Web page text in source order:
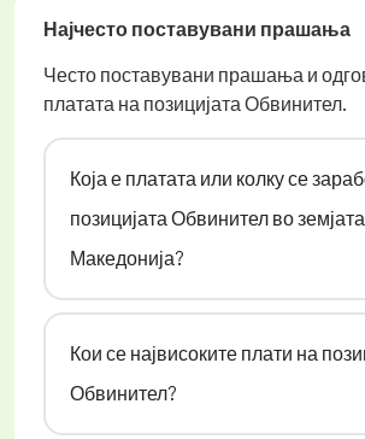
Најчесто поставувани прашања
Често поставувани прашања и
платата на позицијата Обвинител.
Која е платата или колку се
позицијата Обвинител во земјата
Македонија?
Кои се највисоките плати на
Обвинител?